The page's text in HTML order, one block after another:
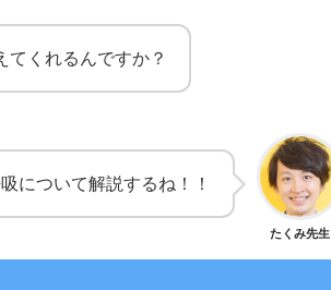
てくれるんですか？
たくみ先生
について解説するね！！